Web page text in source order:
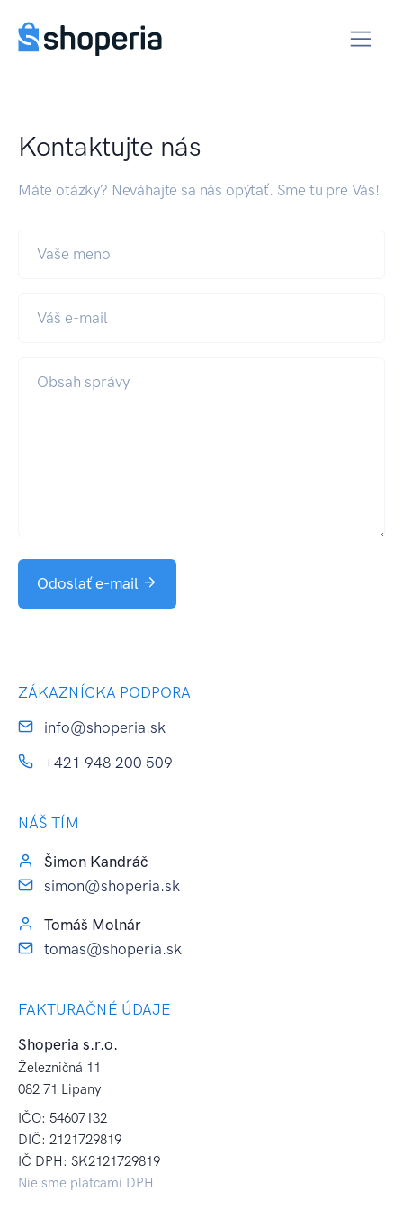
Kontaktujte nás
Máte otázky? Neváhajte sa nás opýtať. Sme tu pre Vás!
Odoslať e-mail
ZÁKAZNÍCKA PODPORA
info@shoperia.sk
+421 948 200 509
NÁŠ TÍM
Šimon Kandráč
simon@shoperia.sk
Tomáš Molnár
tomas@shoperia.sk
FAKTURAČNÉ ÚDAJE
Shoperia s.r.o.
Železničná 11
082 71 Lipany
IČO: 54607132
DIČ: 2121729819
IČ DPH: SK2121729819
Nie sme platcami DPH